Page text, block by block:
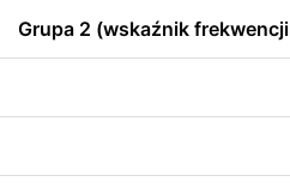
Grupa 2 (wskaźnik